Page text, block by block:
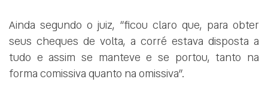
Ainda segundo o juiz, “ficou claro que, para obter
seus cheques de volta, a corré estava disposta a
tudo e assim se manteve e se portou, tanto na
forma comissiva quanto na omissiva”.